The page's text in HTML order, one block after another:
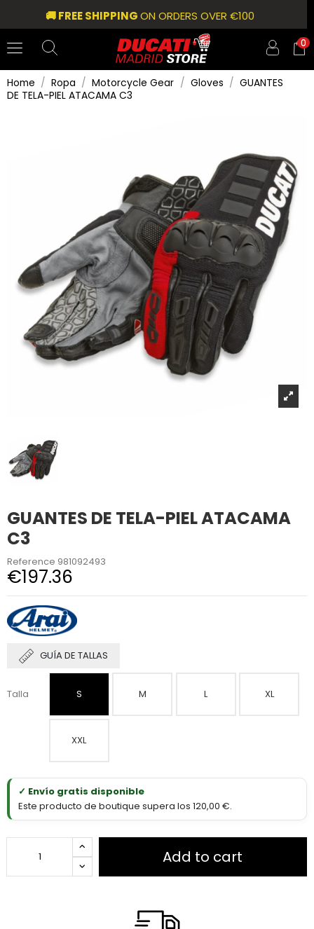
🚚 FREE SHIPPINGON ORDERS OVER €100
0
Home Ropa Motorcycle Gear Gloves
GUANTES
DE TELA-PIEL ATACAMA C3
GUANTES DE TELA-PIEL ATACAMA
C3
Reference 981092493
€197.36
GUÍA DE TALLAS
Talla S M L XL
XXL
✓ Envío gratis disponible
Este producto de boutique supera los 120,00 €.
Add to cart